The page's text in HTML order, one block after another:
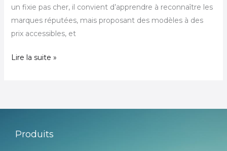
un fixie pas cher, il convient d’apprendre à reconnaître les
marques réputées, mais proposant des modèles à des
prix accessibles, et
Lire la suite »
Produits